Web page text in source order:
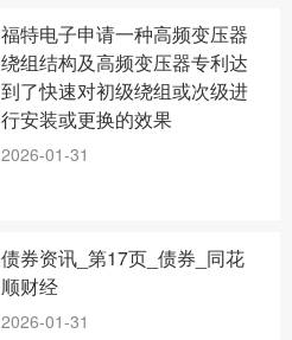
福特电子申请一种高频变压器
绕组结构及高频变压器专利达
到了快速对初级绕组或次级进
行安装或更换的效果
2026-01-31
债券资讯_第17页_债券_同花
顺财经
2026-01-31